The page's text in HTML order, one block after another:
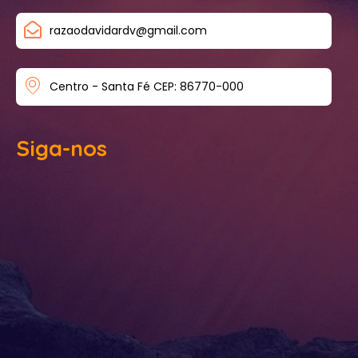
razaodavidardv@gmail.com
Centro - Santa Fé CEP: 86770-000
Siga-nos